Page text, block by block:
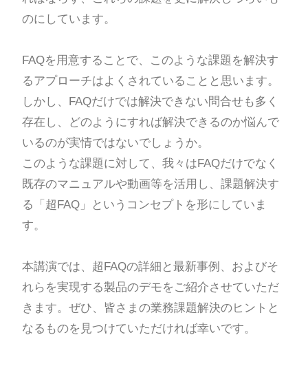
のにしています。
FAQを用意することで、このような課題を解決す
るアプローチはよくされていることと思います。
しかし、FAQだけでは解決できない問合せも多く
存在し、どのようにすれば解決できるのか悩んで
いるのが実情ではないでしょうか。
このような課題に対して、我々はFAQだけでなく
既存のマニュアルや動画等を活用し、課題解決す
る「超FAQ」というコンセプトを形にしていま
す。
本講演では、超FAQの詳細と最新事例、およびそ
れらを実現する製品のデモをご紹介させていただ
きます。ぜひ、皆さまの業務課題解決のヒントと
なるものを見つけていただければ幸いです。